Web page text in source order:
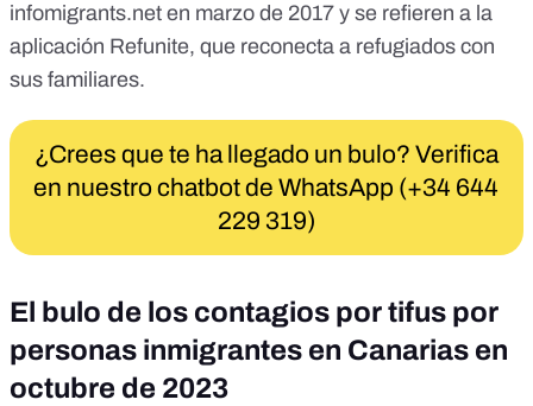
infomigrants.net en marzo de 2017 y se refieren a la
aplicación Refunite, que reconecta a refugiados con
sus familiares.
¿Crees que te ha llegado un bulo? Verifica
en nuestro chatbot de WhatsApp (+34 644
229 319)
El bulo de los contagios por tifus por
personas inmigrantes en Canarias en
octubre de 2023